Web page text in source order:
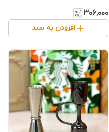
۳۰۶٬۰۰۰
افزودن به سبد